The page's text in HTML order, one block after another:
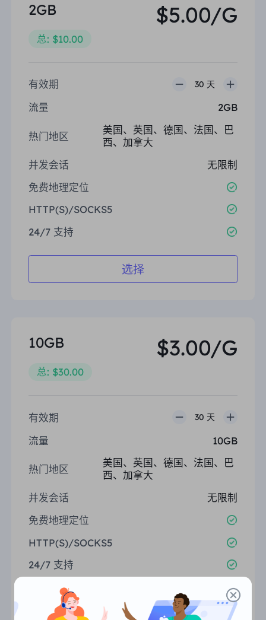
2GB
总: $10.00
$5.00/G
有效期 30 天
流量 2GB
热门地区
美国、英国、德国、法国、巴
西、加拿大
并发会话
无限制
免费地理定位
HTTP(S)/SOCKS5
24/7 支持
选择
10GB
总: $30.00
$3.00/G
有效期 30 天
流量 10GB
热门地区
美国、英国、德国、法国、巴
西、加拿大
并发会话
无限制
免费地理定位
HTTP(S)/SOCKS5
24/7 支持
选择